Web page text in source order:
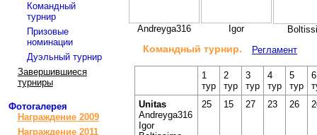
Командный
турнир
Призовые
номинации
Дуэльный турнир
Завершившиеся
турниры
Фотогалерея
Награждение 2009
Награждение 2011
Andreyga316 Igor
Командный турнир. Регламент
1
тур
2
тур
3
тур
4
тур
5
тур
6
Unitas
Andreyga316
Igor
25 15 27 23 26